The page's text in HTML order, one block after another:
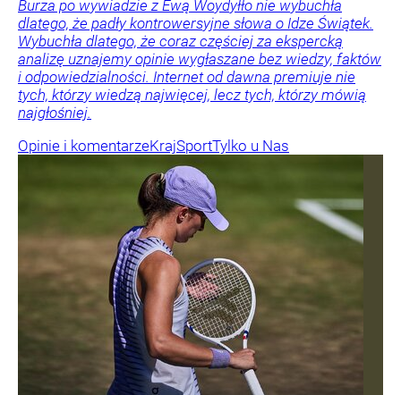
Burza po wywiadzie z Ewą Woydyłło nie wybuchła
dlatego, że padły kontrowersyjne słowa o Idze Świątek.
Wybuchła dlatego, że coraz częściej za ekspercką
analizę uznajemy opinie wygłaszane bez wiedzy, faktów
i odpowiedzialności. Internet od dawna premiuje nie
tych, którzy wiedzą najwięcej, lecz tych, którzy mówią
najgłośniej.
Opinie i komentarzeKrajSportTylko u Nas